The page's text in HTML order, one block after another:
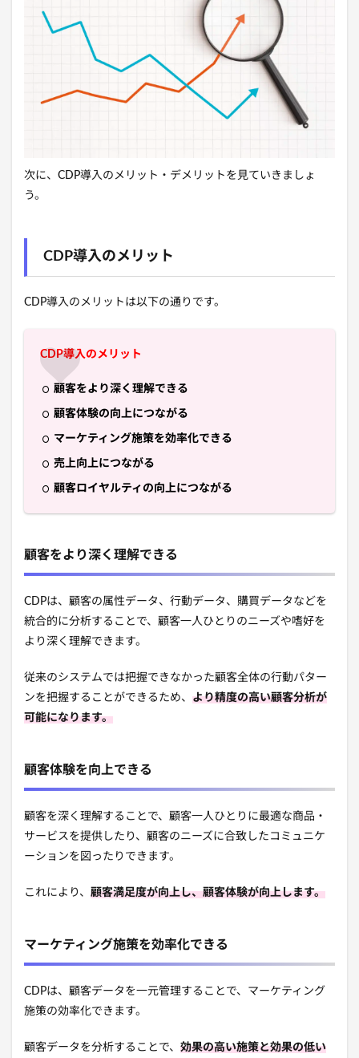
次に、CDP導入のメリット・デメリットを見ていきましょ
う。
CDP導入のメリット
CDP導入のメリットは以下の通りです。
CDP導入のメリット
顧客をより深く理解できる
顧客体験の向上につながる
マーケティング施策を効率化できる
売上向上につながる
顧客ロイヤルティの向上につながる
顧客をより深く理解できる
CDPは、顧客の属性データ、行動データ、購買データなどを
統合的に分析することで、顧客一人ひとりのニーズや嗜好を
より深く理解できます。
従来のシステムでは把握できなかった顧客全体の行動パター
ンを把握することができるため、 より精度の高い顧客分析が
可能になります。
顧客体験を向上できる
顧客を深く理解することで、顧客一人ひとりに最適な商品・
サービスを提供したり、顧客のニーズに合致したコミュニケ
ーションを図ったりできます。
これにより、 顧客満足度が向上し、顧客体験が向上します。
マーケティング施策を効率化できる
CDPは、顧客データを一元管理することで、マーケティング
施策の効率化できます。
顧客データを分析することで、 効果の高い施策と効果の低い